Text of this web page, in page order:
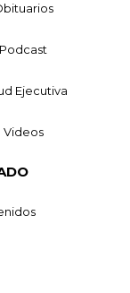
Podcast
Ejecutiva
Videos